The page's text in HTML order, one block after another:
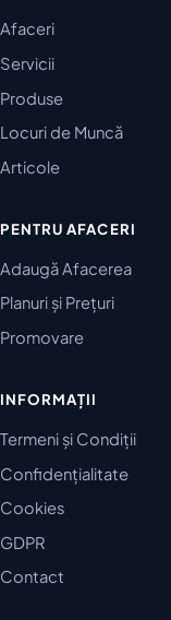
Afaceri
Servicii
Produse
Locuri de Muncă
Articole
PENTRU AFACERI
Adaugă Afacerea
Planuri și Prețuri
Promovare
INFORMAȚII
Termeni și Condiții
Confidențialitate
Cookies
GDPR
Contact